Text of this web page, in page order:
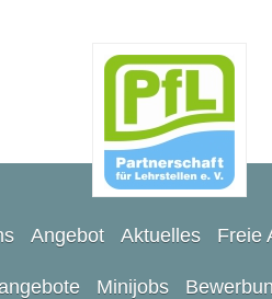
Angebot Aktuelles Freie
Minijobs